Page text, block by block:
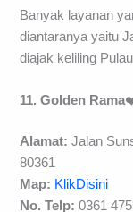
Banyak layanan
diantaranya yaitu
diajak keliling
11. Golden Rama
Alamat: Jalan
80361
Map: KlikDisini
No. Telp: 0361